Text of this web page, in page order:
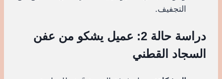
التجفيف.
دراسة حالة 2: عميل يشكو من عفن
السجاد القطني